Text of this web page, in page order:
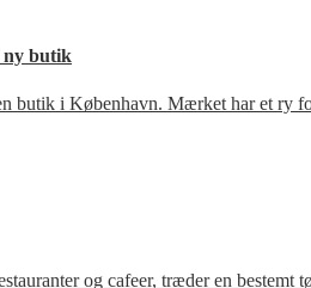
ny butik
butik i København. Mærket har et ry
og cafeer, træder en bestemt